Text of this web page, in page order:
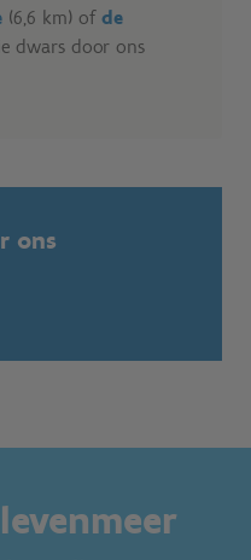
(6,6 km) of de
dwars door ons
ons